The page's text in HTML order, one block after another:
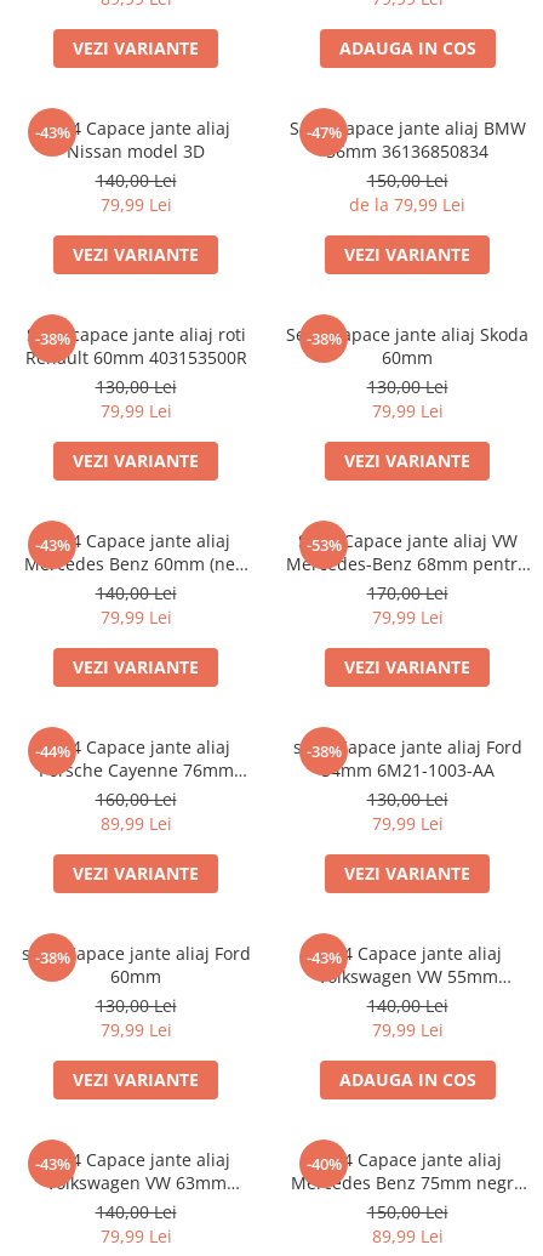
VEZI VARIANTE ADAUGA IN COS
-43%
set 4 Capace jante aliaj
Nissan model 3D
140,00 Lei
79,99 Lei
VEZI VARIANTE
-47%
Set 4 Capace jante aliaj BMW
56mm 36136850834
150,00 Lei
de la 79,99 Lei
VEZI VARIANTE
-38%
Set 4 capace jante aliaj roti
Renault 60mm 403153500R
130,00 Lei
79,99 Lei
VEZI VARIANTE
-38%
Set 4 Capace jante aliaj Skoda
60mm
130,00 Lei
79,99 Lei
VEZI VARIANTE
-43%
Set 4 Capace jante aliaj
Mercedes Benz 60mm (new
black) / (silver)
140,00 Lei
79,99 Lei
VEZI VARIANTE
-53%
Set 4 Capace jante aliaj VW
Mercedes-Benz 68mm pentru
jante originale BMW
170,00 Lei
79,99 Lei
VEZI VARIANTE
-44%
set 4 Capace jante aliaj
Porsche Cayenne 76mm
7L5601149
160,00 Lei
89,99 Lei
VEZI VARIANTE
-38%
set 4 Capace jante aliaj Ford
54mm 6M21-1003-AA
130,00 Lei
79,99 Lei
VEZI VARIANTE
-38%
set 4 Capace jante aliaj Ford
60mm
130,00 Lei
79,99 Lei
VEZI VARIANTE
-43%
Set 4 Capace jante aliaj
Volkswagen VW 55mm
6N0601171
140,00 Lei
79,99 Lei
ADAUGA IN COS
-43%
Set 4 Capace jante aliaj
Volkswagen VW 63mm
7M7601165 7D0601165
140,00 Lei
79,99 Lei
-40%
set 4 Capace jante aliaj
Mercedes Benz 75mm negru
lucios complet (inel prindere)
150,00 Lei
89,99 Lei